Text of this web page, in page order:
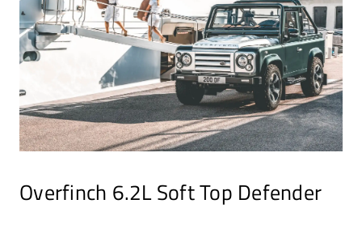
Overfinch 6.2L Soft Top Defender